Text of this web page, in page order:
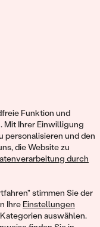
Funktion und
Mit Ihrer Einwilligung
personalisieren und den
die Website zu
durch
stimmen Sie der
Ihre Einstellungen
auswählen.